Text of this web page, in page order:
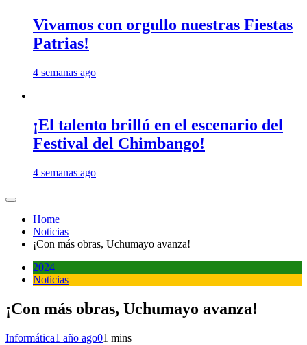
Vivamos con orgullo nuestras Fiestas
Patrias!
4 semanas ago
¡El talento brilló en el escenario del
Festival del Chimbango!
4 semanas ago
Home
Noticias
¡Con más obras, Uchumayo avanza!
2024
Noticias
¡Con más obras, Uchumayo avanza!
Informática1 año ago01 mins